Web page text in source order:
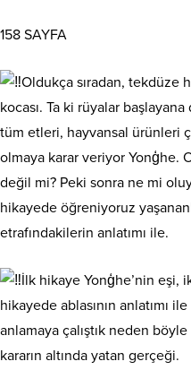
158 SAYFA
Oldukça sıradan, tekdüze
kocası. Ta ki rüyalar
tüm etleri, hayvansal ürünleri
olmaya karar veriyor Yonģhe.
değil mi? Peki sonra ne mi
hikayede öğreniyoruz
etrafındakilerin anlatımı ile.
İlk hikaye Yonģhe’nin eşi,
hikayede ablasının anlatımı
anlamaya çalıştık neden
kararın altında yatan gerçeği.